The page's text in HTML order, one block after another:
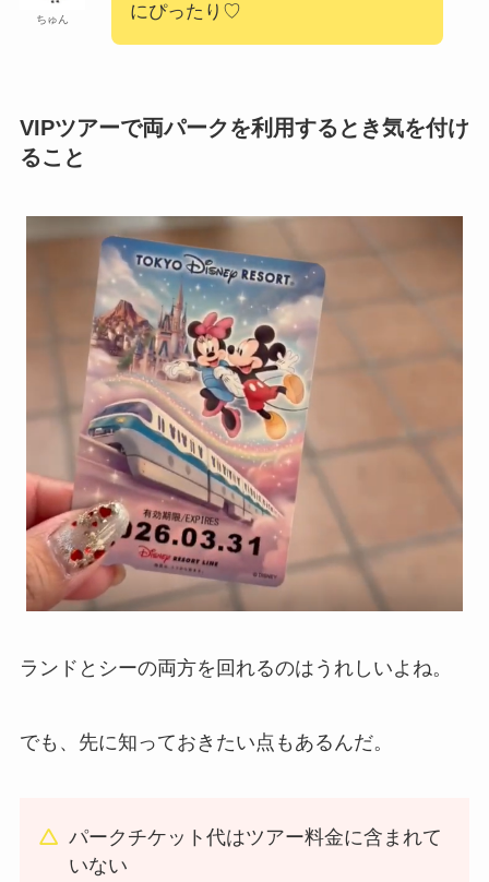
ちゅん
にぴったり♡
VIPツアーで両パークを利用するとき気を付け
ること
ランドとシーの両方を回れるのはうれしいよね。
でも、先に知っておきたい点もあるんだ。
パークチケット代はツアー料金に含まれて
いない